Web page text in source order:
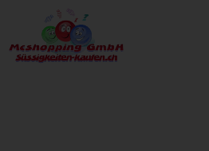
springen